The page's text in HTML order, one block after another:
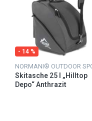
- 14 %
Skitasche 25 l „Hilltop
Depo“ Anthrazit